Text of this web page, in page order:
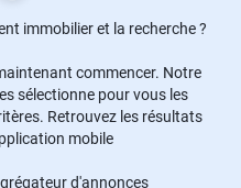
immobilier et la recherche ?
commencer. Notre
sélectionne pour vous les
Retrouvez les résultats
mobile
d'annonces